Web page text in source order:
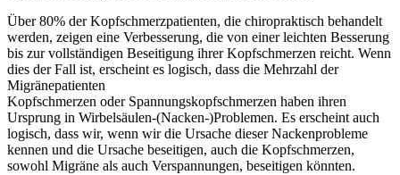
Über 80% der Kopfschmerzpatienten, die chiropraktisch behandelt
werden, zeigen eine Verbesserung, die von einer leichten Besserung
bis zur vollständigen Beseitigung ihrer Kopfschmerzen reicht. Wenn
dies der Fall ist, erscheint es logisch, dass die Mehrzahl der
Migränepatienten
Kopfschmerzen oder Spannungskopfschmerzen haben ihren
Ursprung in Wirbelsäulen-(Nacken-)Problemen. Es erscheint auch
logisch, dass wir, wenn wir die Ursache dieser Nackenprobleme
kennen und die Ursache beseitigen, auch die Kopfschmerzen,
sowohl Migräne als auch Verspannungen, beseitigen könnten.